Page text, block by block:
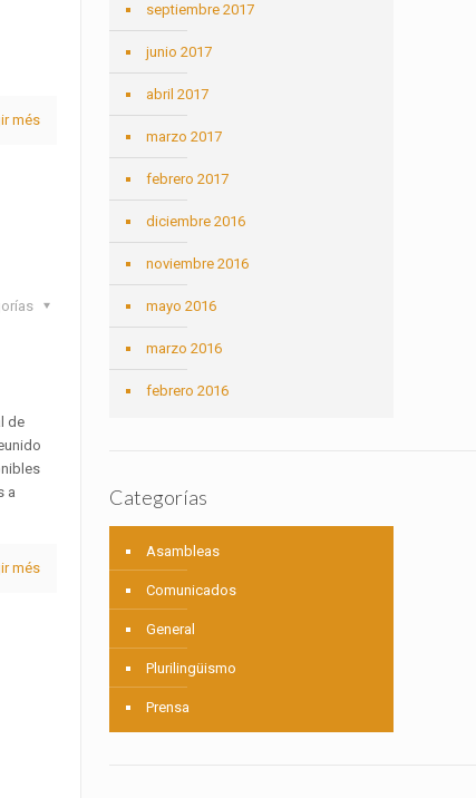
més
de
a
més
septiembre 2017
junio 2017
abril 2017
marzo 2017
febrero 2017
diciembre 2016
noviembre 2016
mayo 2016
marzo 2016
febrero 2016
Categorías
Asambleas
Comunicados
General
Plurilingüismo
Prensa